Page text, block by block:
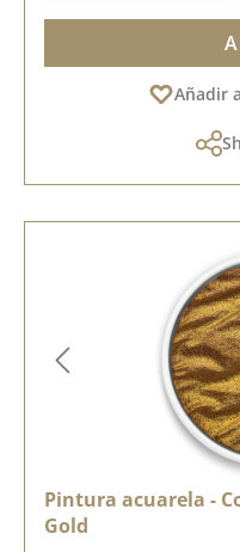
Añadir
Pintura acuarela -
Gold